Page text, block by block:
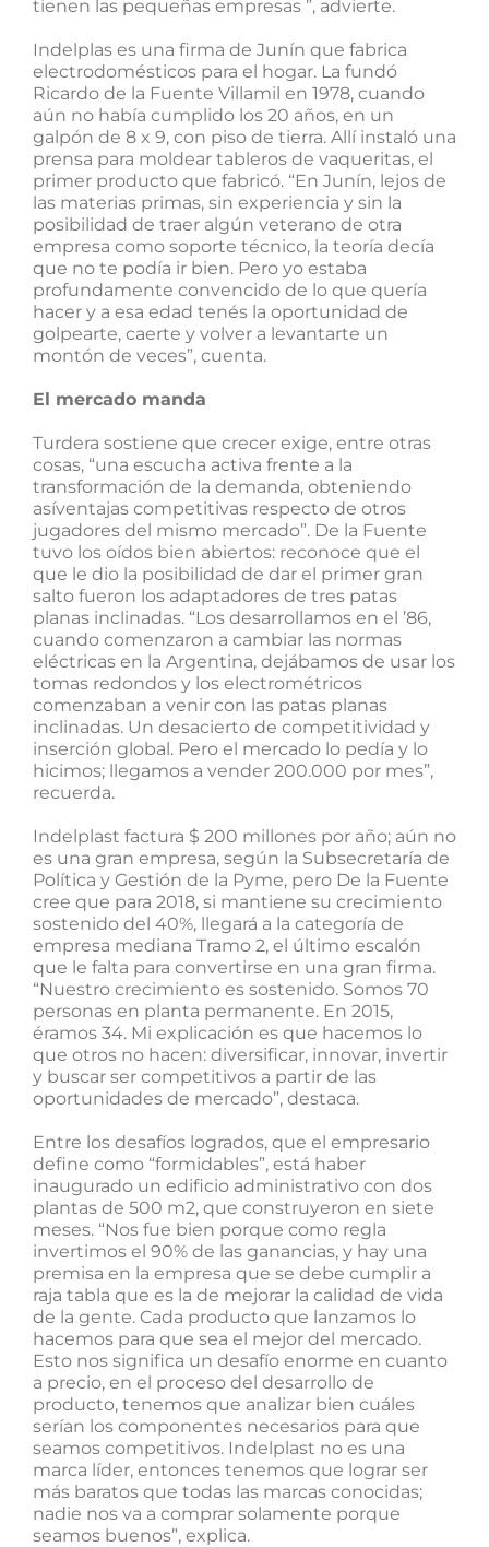
tienen las pequeñas empresas ”, advierte.
Indelplas es una firma de Junín que fabrica
electrodomésticos para el hogar. La fundó
Ricardo de la Fuente Villamil en 1978, cuando
aún no había cumplido los 20 años, en un
galpón de 8 x 9, con piso de tierra. Allí instaló una
prensa para moldear tableros de vaqueritas, el
primer producto que fabricó. “En Junín, lejos de
las materias primas, sin experiencia y sin la
posibilidad de traer algún veterano de otra
empresa como soporte técnico, la teoría decía
que no te podía ir bien. Pero yo estaba
profundamente convencido de lo que quería
hacer y a esa edad tenés la oportunidad de
golpearte, caerte y volver a levantarte un
montón de veces”, cuenta.
El mercado manda
Turdera sostiene que crecer exige, entre otras
cosas, “una escucha activa frente a la
transformación de la demanda, obteniendo
asíventajas competitivas respecto de otros
jugadores del mismo mercado”. De la Fuente
tuvo los oídos bien abiertos: reconoce que el
que le dio la posibilidad de dar el primer gran
salto fueron los adaptadores de tres patas
planas inclinadas. “Los desarrollamos en el ’86,
cuando comenzaron a cambiar las normas
eléctricas en la Argentina, dejábamos de usar los
tomas redondos y los electrométricos
comenzaban a venir con las patas planas
inclinadas. Un desacierto de competitividad y
inserción global. Pero el mercado lo pedía y lo
hicimos; llegamos a vender 200.000 por mes”,
recuerda.
Indelplast factura $ 200 millones por año; aún no
es una gran empresa, según la Subsecretaría de
Política y Gestión de la Pyme, pero De la Fuente
cree que para 2018, si mantiene su crecimiento
sostenido del 40%, llegará a la categoría de
empresa mediana Tramo 2, el último escalón
que le falta para convertirse en una gran firma.
“Nuestro crecimiento es sostenido. Somos 70
personas en planta permanente. En 2015,
éramos 34. Mi explicación es que hacemos lo
que otros no hacen: diversificar, innovar, invertir
y buscar ser competitivos a partir de las
oportunidades de mercado”, destaca.
Entre los desafíos logrados, que el empresario
define como “formidables”, está haber
inaugurado un edificio administrativo con dos
plantas de 500 m2, que construyeron en siete
meses. “Nos fue bien porque como regla
invertimos el 90% de las ganancias, y hay una
premisa en la empresa que se debe cumplir a
raja tabla que es la de mejorar la calidad de vida
de la gente. Cada producto que lanzamos lo
hacemos para que sea el mejor del mercado.
Esto nos significa un desafío enorme en cuanto
a precio, en el proceso del desarrollo de
producto, tenemos que analizar bien cuáles
serían los componentes necesarios para que
seamos competitivos. Indelplast no es una
marca líder, entonces tenemos que lograr ser
más baratos que todas las marcas conocidas;
nadie nos va a comprar solamente porque
seamos buenos”, explica.